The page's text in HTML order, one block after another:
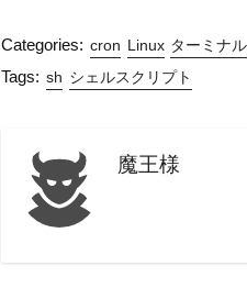
Categories: cron Linux ターミナル
Tags: sh シェルスクリプト
魔王様